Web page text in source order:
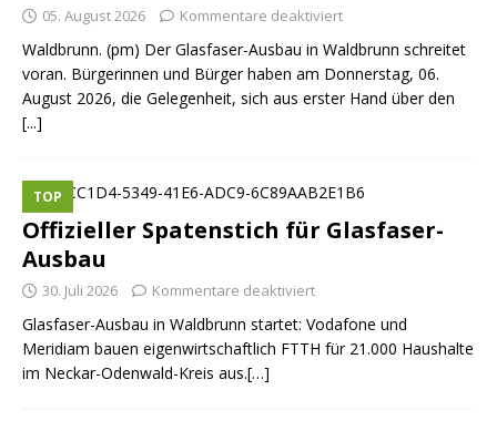
05. August 2026 Kommentare deaktiviert
Waldbrunn. (pm) Der Glasfaser-Ausbau in Waldbrunn schreitet
voran. Bürgerinnen und Bürger haben am Donnerstag, 06.
August 2026, die Gelegenheit, sich aus erster Hand über den
[...]
Offizieller Spatenstich für Glasfaser-
Ausbau
TOP
30. Juli 2026 Kommentare deaktiviert
Glasfaser-Ausbau in Waldbrunn startet: Vodafone und
Meridiam bauen eigenwirtschaftlich FTTH für 21.000 Haushalte
im Neckar-Odenwald-Kreis aus.[…]